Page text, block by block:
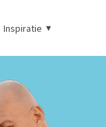
Inspiratie